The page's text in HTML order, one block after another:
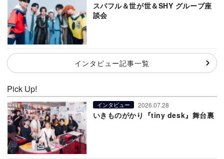
スパフル＆世が世＆SHY グループ座
談会
インタビュー記事一覧
Pick Up!
インタビュー 2026.07.28
いきものがかり『tiny desk』舞台裏